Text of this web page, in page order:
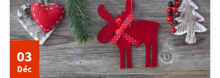
15
juin
2026
03
Déc